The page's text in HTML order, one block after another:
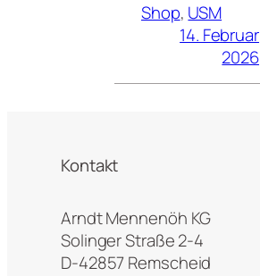
Shop, USM
14. Februar
2026
Kontakt
Arndt Mennenöh KG
Solinger Straße 2-4
D-42857 Remscheid